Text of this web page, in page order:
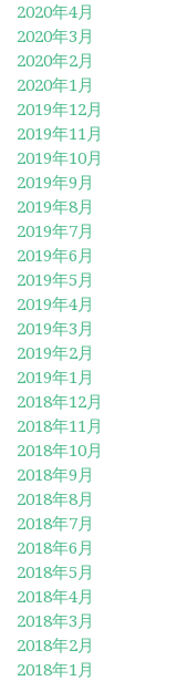
2020年4月
2020年3月
2020年2月
2020年1月
2019年12月
2019年11月
2019年10月
2019年9月
2019年8月
2019年7月
2019年6月
2019年5月
2019年4月
2019年3月
2019年2月
2019年1月
2018年12月
2018年11月
2018年10月
2018年9月
2018年8月
2018年7月
2018年6月
2018年5月
2018年4月
2018年3月
2018年2月
2018年1月